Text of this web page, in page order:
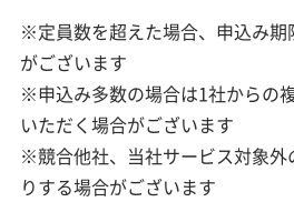
※定員数を超えた場合、申込み期
がございます
※申込み多数の場合は1社からの
いただく場合がございます
※競合他社、当社サービス対象外
りする場合がございます